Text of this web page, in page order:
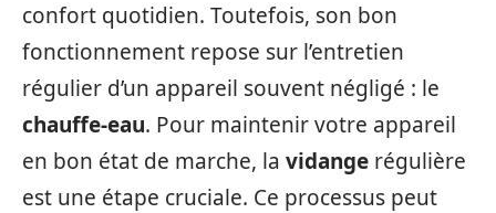
confort quotidien. Toutefois, son bon
fonctionnement repose sur l’entretien
régulier d’un appareil souvent négligé : le
chauffe-eau. Pour maintenir votre appareil
en bon état de marche, la vidange régulière
est une étape cruciale. Ce processus peut